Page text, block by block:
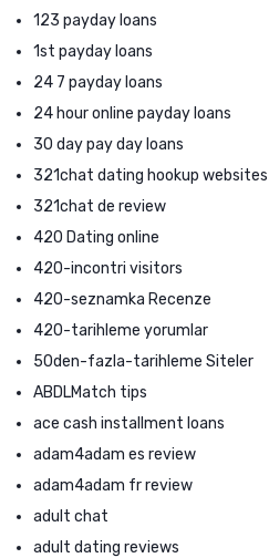
123 payday loans
1st payday loans
24 7 payday loans
24 hour online payday loans
30 day pay day loans
321chat dating hookup websites
321chat de review
420 Dating online
420-incontri visitors
420-seznamka Recenze
420-tarihleme yorumlar
50den-fazla-tarihleme Siteler
ABDLMatch tips
ace cash installment loans
adam4adam es review
adam4adam fr review
adult chat
adult dating reviews